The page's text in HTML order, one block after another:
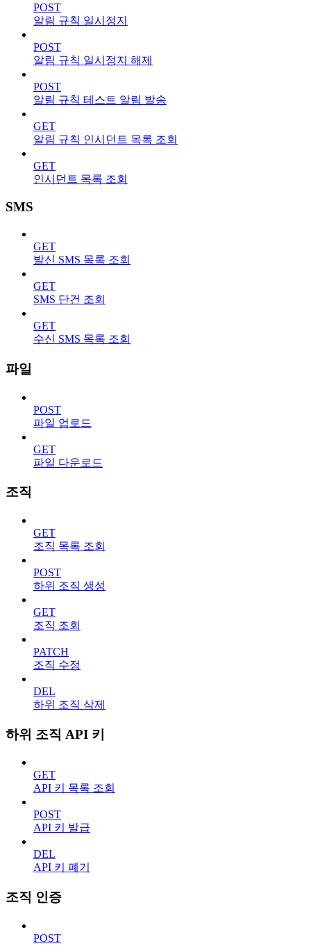
POST
알림 규칙 일시정지
POST
알림 규칙 일시정지 해제
POST
알림 규칙 테스트 알림 발송
GET
알림 규칙 인시던트 목록 조회
GET
인시던트 목록 조회
SMS
GET
발신 SMS 목록 조회
GET
SMS 단건 조회
GET
수신 SMS 목록 조회
파일
POST
파일 업로드
GET
파일 다운로드
조직
GET
조직 목록 조회
POST
하위 조직 생성
GET
조직 조회
PATCH
조직 수정
DEL
하위 조직 삭제
하위 조직 API 키
GET
API 키 목록 조회
POST
API 키 발급
DEL
API 키 폐기
조직 인증
POST